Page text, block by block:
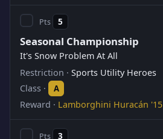
5
Seasonal Championship
It's Snow Problem At All
Sports Utility Heroes
A
Lamborghini Huracán '15
3